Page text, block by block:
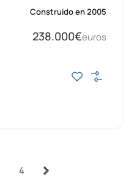
Construido en 2005
238.000€euros
4